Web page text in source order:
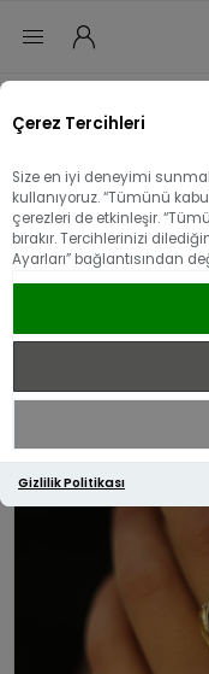
Çerez Tercihleri
Size en iyi deneyimi
kullanıyoruz. “Tümünü
çerezleri de etkinleşir.
bırakır. Tercihlerinizi
Ayarları” bağlantısından
Gizlilik Politikası
14 Ayar